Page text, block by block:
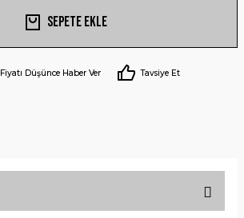
Sepete Ekle
Fiyatı Düşünce Haber Ver Tavsiye Et